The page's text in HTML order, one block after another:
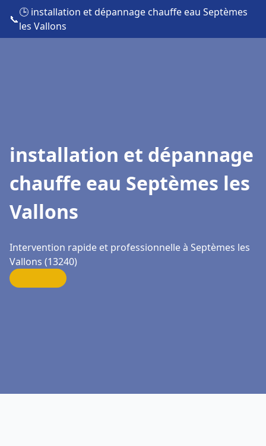
📞
🕒 installation et dépannage chauffe eau Septèmes
les Vallons
installation et dépannage
chauffe eau Septèmes les
Vallons
Intervention rapide et professionnelle à Septèmes les
Vallons (13240)